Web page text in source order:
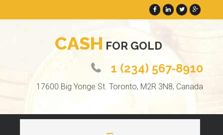
CASH FOR GOLD
1 (234) 567-8910
17600 Big Yonge St. Toronto, M2R 3N8, Canada